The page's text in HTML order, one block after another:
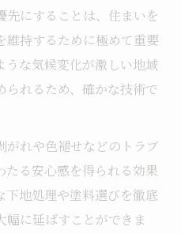
先にすることは、住まいを
維持するために極めて重要
うな気候変化が激しい地域
られるため、確かな技術で
がれや色褪せなどのトラブ
たる安心感を得られる効果
下地処理や塗料選びを徹底
幅に延ばすことができま